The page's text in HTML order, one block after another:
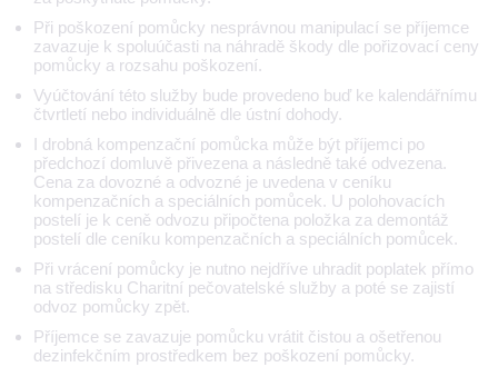
Při poškození pomůcky nesprávnou manipulací se příjemce
zavazuje k spoluúčasti na náhradě škody dle pořizovací ceny
pomůcky a rozsahu poškození.
Vyúčtování této služby bude provedeno buď ke kalendářnímu
čtvrtletí nebo individuálně dle ústní dohody.
I drobná kompenzační pomůcka může být příjemci po
předchozí domluvě přivezena a následně také odvezena.
Cena za dovozné a odvozné je uvedena v ceníku
kompenzačních a speciálních pomůcek. U polohovacích
postelí je k ceně odvozu připočtena položka za demontáž
postelí dle ceníku kompenzačních a speciálních pomůcek.
Při vrácení pomůcky je nutno nejdříve uhradit poplatek přímo
na středisku Charitní pečovatelské služby a poté se zajistí
odvoz pomůcky zpět.
Příjemce se zavazuje pomůcku vrátit čistou a ošetřenou
dezinfekčním prostředkem bez poškození pomůcky.